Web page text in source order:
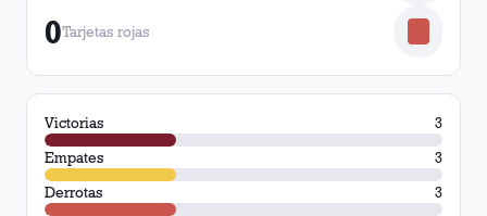
0Tarjetas rojas
Victorias
3
Empates
3
Derrotas
3